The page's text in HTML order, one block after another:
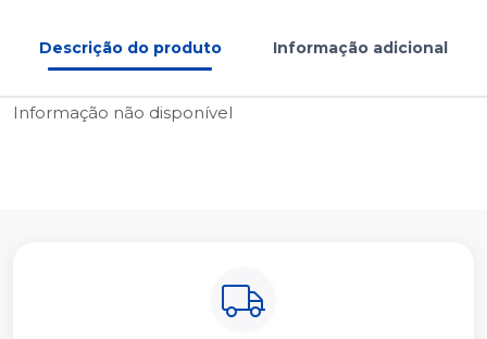
Descrição do produto Informação adicional
Informação não disponível